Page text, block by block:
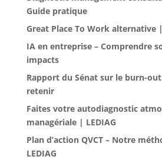
Guide pratique
Great Place To Work alternative
IA en entreprise – Comprendre
impacts
Rapport du Sénat sur le burn-
retenir
Faites votre autodiagnostic
managériale | LEDIAG
Plan d’action QVCT – Notre
LEDIAG